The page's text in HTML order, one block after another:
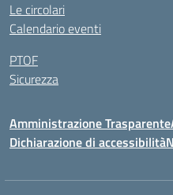
Le circolari
Calendario eventi
PTOF
Sicurezza
Amministrazione Trasparente
Dichiarazione di accessibilità